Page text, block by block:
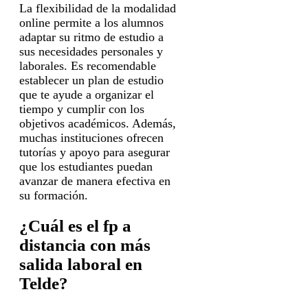
La flexibilidad de la modalidad
online permite a los alumnos
adaptar su ritmo de estudio a
sus necesidades personales y
laborales. Es recomendable
establecer un plan de estudio
que te ayude a organizar el
tiempo y cumplir con los
objetivos académicos. Además,
muchas instituciones ofrecen
tutorías y apoyo para asegurar
que los estudiantes puedan
avanzar de manera efectiva en
su formación.
¿Cuál es el fp a
distancia con más
salida laboral en
Telde?